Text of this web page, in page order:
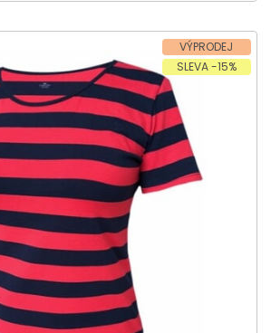
VÝPRODEJ
SLEVA -15%